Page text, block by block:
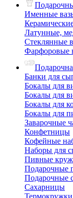
Именные
Латунные,
Стеклянные
Фарфоровые
Банки для
Бокалы для
Бокалы для
Бокалы для
Бокалы для
Заварочные
Конфетницы
Кофейные
Наборы для
Пивные
Подарочные
Подарочные
Сахарницы
Термокружки